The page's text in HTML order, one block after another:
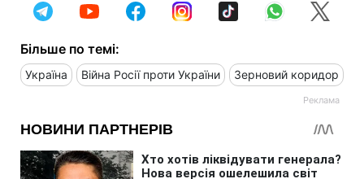
Більше по темі:
Україна Війна Росії проти України Зерновий коридор